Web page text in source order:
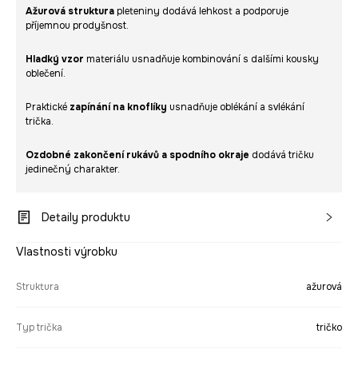
Ažurová struktura pleteniny dodává lehkost a podporuje
příjemnou prodyšnost.
Hladký vzor materiálu usnadňuje kombinování s dalšími kousky
oblečení.
Praktické zapínání na knoflíky usnadňuje oblékání a svlékání
trička.
Ozdobné zakončení rukávů a spodního okraje dodává tričku
jedinečný charakter.
Detaily produktu
Vlastnosti výrobku
Struktura ažurová
Typ trička tričko